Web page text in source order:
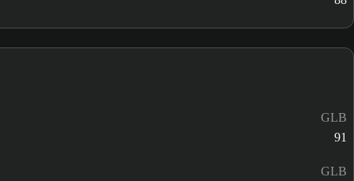
GLB
91
GLB